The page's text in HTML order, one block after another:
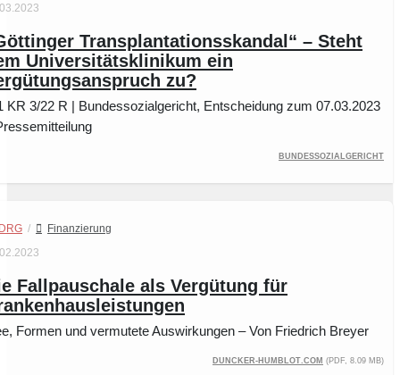
Transplantationsskandal“ – Steht
Universitätsklinikum ein
zu?
KR 3/22 R | Bundessozialgericht, Entscheidung zum 07.03.2023
Bundessozialgericht
/
Finanzierung
Fallpauschale als Vergütung für
Formen und vermutete Auswirkungen – Von Friedrich Breyer
duncker-humblot.com (PDF, 8.09 MB)